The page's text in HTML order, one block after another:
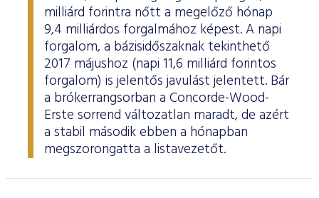
milliárd forintra nőtt a megelőző hónap
9,4 milliárdos forgalmához képest. A napi
forgalom, a bázisidőszaknak tekinthető
2017 májushoz (napi 11,6 milliárd forintos
forgalom) is jelentős javulást jelentett. Bár
a brókerrangsorban a Concorde-Wood-
Erste sorrend változatlan maradt, de azért
a stabil második ebben a hónapban
megszorongatta a listavezetőt.